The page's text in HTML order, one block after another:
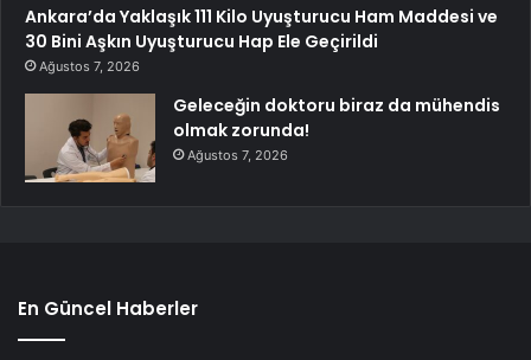
Ankara’da Yaklaşık 111 Kilo Uyuşturucu Ham Maddesi ve
30 Bini Aşkın Uyuşturucu Hap Ele Geçirildi
Ağustos 7, 2026
Geleceğin doktoru biraz da mühendis
olmak zorunda!
Ağustos 7, 2026
En Güncel Haberler